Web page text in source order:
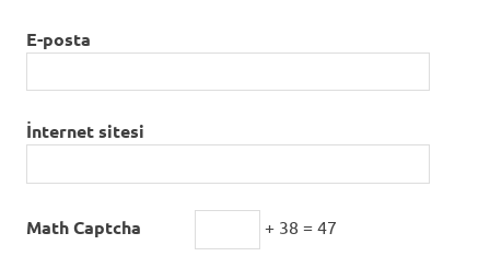
E-posta
İnternet sitesi
Math Captcha + 38 = 47